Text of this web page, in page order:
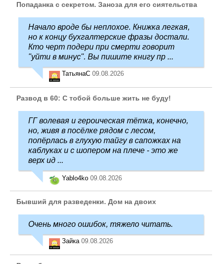
Попаданка с секретом. Заноза для его сиятельства
Начало вроде бы неплохое. Книжка легкая,
но к концу бухгалтерские фразы достали.
Кто черт подери при смерти говорит
"уйти в минус". Вы пишите книгу пр ...
ТатьянаC 09.08.2026
Развод в 60: С тобой больше жить не буду!
ГГ волевая и героическая тётка, конечно,
но, живя в посёлке рядом с лесом,
попёрлась в глухую тайгу в сапожках на
каблуках и с шопером на плече - это же
верх ид ...
Yablo4ko 09.08.2026
Бывший для разведенки. Дом на двоих
Очень много ошибок, тяжело читать.
Зайка 09.08.2026